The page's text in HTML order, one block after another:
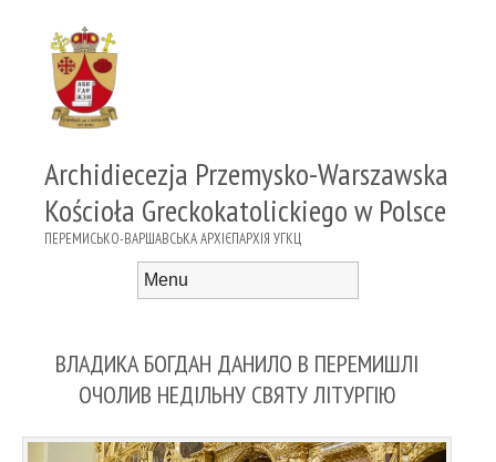
Archidiecezja Przemysko-Warszawska
Kościoła Greckokatolickiego w Polsce
ПЕРЕМИСЬКО-ВАРШАВСЬКА АРХІЄПАРХІЯ УГКЦ
ВЛАДИКА БОГДАН ДАНИЛО В ПЕРЕМИШЛІ
ОЧОЛИВ НЕДІЛЬНУ СВЯТУ ЛІТУРГІЮ